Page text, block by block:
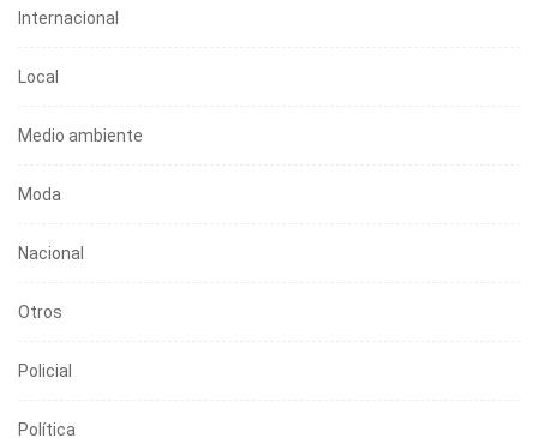
Internacional
Local
Medio ambiente
Moda
Nacional
Otros
Policial
Política